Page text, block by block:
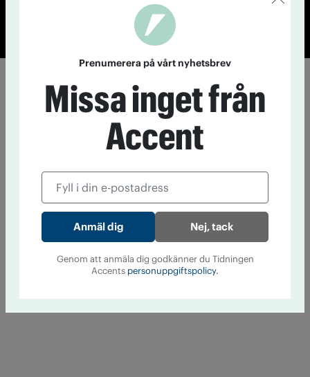
© Tidningen Accent 2026
Personuppgiftspolicy
Prenumerera på vårt nyhetsbrev
Missa inget från
Accent
Nej, tack
Genom att anmäla dig godkänner du Tidningen
Accents personuppgiftspolicy.